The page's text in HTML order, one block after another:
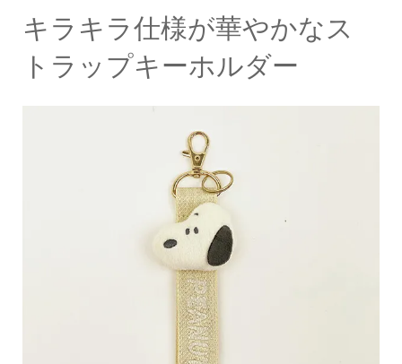
キラキラ仕様が華やかなス
トラップキーホルダー